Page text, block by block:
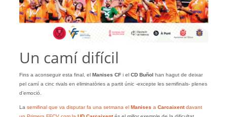
Un camí difícil
Fins a aconseguir esta final, el Manises CFi el CD Buñol
han hagut de deixar
pel camí a cinc rivals en eliminatòries a partit únic -excepte les semifinals- plenes
d’emoció.
La semifinal que va disputar fa una setmana el Manises a Carcaixentdavant